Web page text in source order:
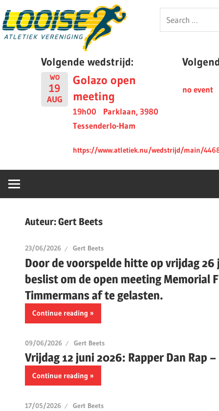
to
content
Looise
Search
for:
Volgende wedstrijd:
WO
19
AUG
Golazo open
meeting
19h00
Parklaan, 3980
Tessenderlo-Ham
https://www.atletiek.nu/wedstrijd/main/
no event
Auteur:Gert Beets
23/06/2026 Gert Beets
Door de voorspelde hitte op vrijdag 26
beslist om de open meeting Memorial
Timmermans af te gelasten.
Continue reading
09/06/2026 Gert Beets
Vrijdag 12 juni 2026: Rapper Dan Rap
Continue reading
17/05/2026 Gert Beets